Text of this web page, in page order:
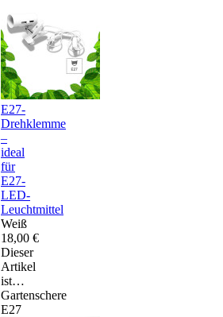
E27-
Drehklemme
–
ideal
für
E27-
LED-
Leuchtmittel
Weiß
18,00 €
Dieser
Artikel
ist…
Gartenschere
E27